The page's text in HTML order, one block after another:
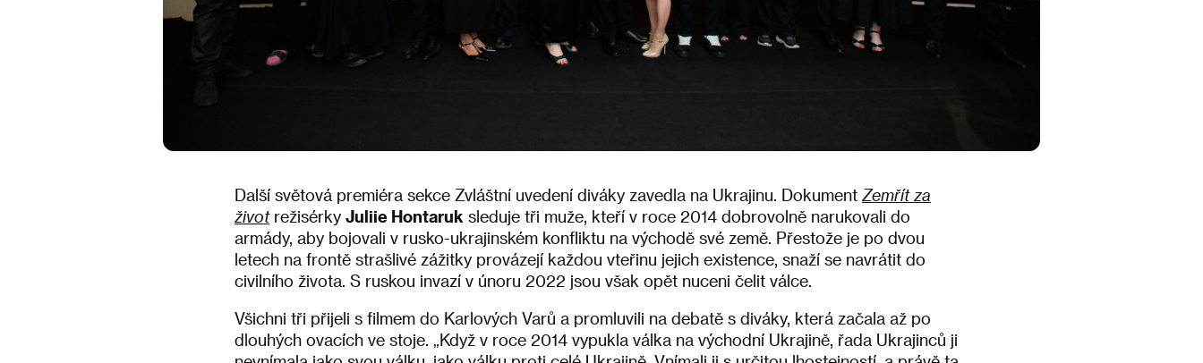
Další světová premiéra sekce Zvláštní uvedení diváky zavedla na Ukrajinu. Dokument Zemřít za
životrežisérky Juliie Hontaruk sleduje tři muže, kteří v roce 2014 dobrovolně narukovali do
armády, aby bojovali v rusko-ukrajinském konfliktu na východě své země. Přestože je po dvou
letech na frontě strašlivé zážitky provázejí každou vteřinu jejich existence, snaží se navrátit do
civilního života. S ruskou invazí v únoru 2022 jsou však opět nuceni čelit válce.
Všichni tři přijeli s filmem do Karlových Varů a promluvili na debatě s diváky, která začala až po
dlouhých ovacích ve stoje. „Když v roce 2014 vypukla válka na východní Ukrajině, řada Ukrajinců ji